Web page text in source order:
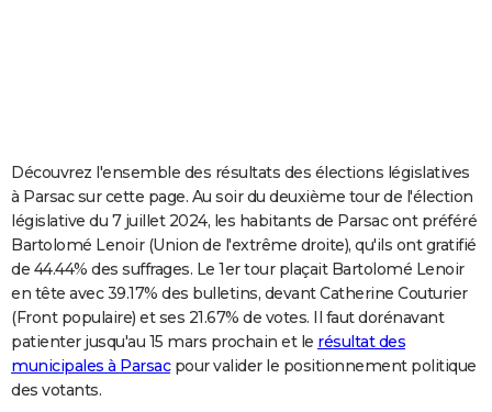
Carte de Noël
Carte Bonne année
Carte Saint-Valentin
Carte Pâques
Carte d'anniversaire
DICTIONNAIRE
Dictionnaire
Biographies
Citations
Expressions
Proverbes
PROGRAMME TV
COPAINS D'AVANT
S'inscrire
Se connecter
Lycées
Collèges
Primaires
Universités
Entreprises
Service militaire
Avis de recherche
AVIS DE DÉCÈS
FORUM
Découvrez l'ensemble des résultats des élections législatives
à Parsac sur cette page. Au soir du deuxième tour de l'élection
législative du 7 juillet 2024, les habitants de Parsac ont préféré
Bartolomé Lenoir (Union de l'extrême droite), qu'ils ont gratifié
de 44.44% des suffrages. Le 1er tour plaçait Bartolomé Lenoir
en tête avec 39.17% des bulletins, devant Catherine Couturier
(Front populaire) et ses 21.67% de votes. Il faut dorénavant
patienter jusqu'au 15 mars prochain et le résultat des
municipales à Parsacpour valider le positionnement politique
des votants.